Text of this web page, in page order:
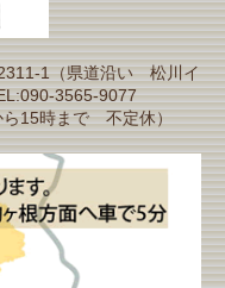
1（県道沿い 松川イ
3565-9077
15時まで 不定休）